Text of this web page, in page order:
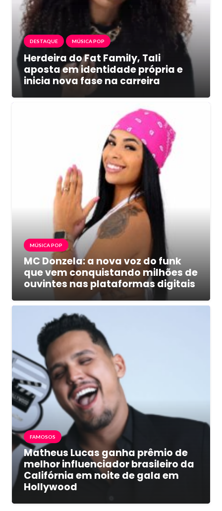
DESTAQUE MÚSICA POP
Herdeira do Fat Family, Tali
aposta em identidade própria e
inicia nova fase na carreira
MÚSICA POP
MC Donzela: a nova voz do funk
que vem conquistando milhões de
ouvintes nas plataformas digitais
FAMOSOS
Matheus Lucas ganha prêmio de
melhor influenciador brasileiro da
Califórnia em noite de gala em
Hollywood